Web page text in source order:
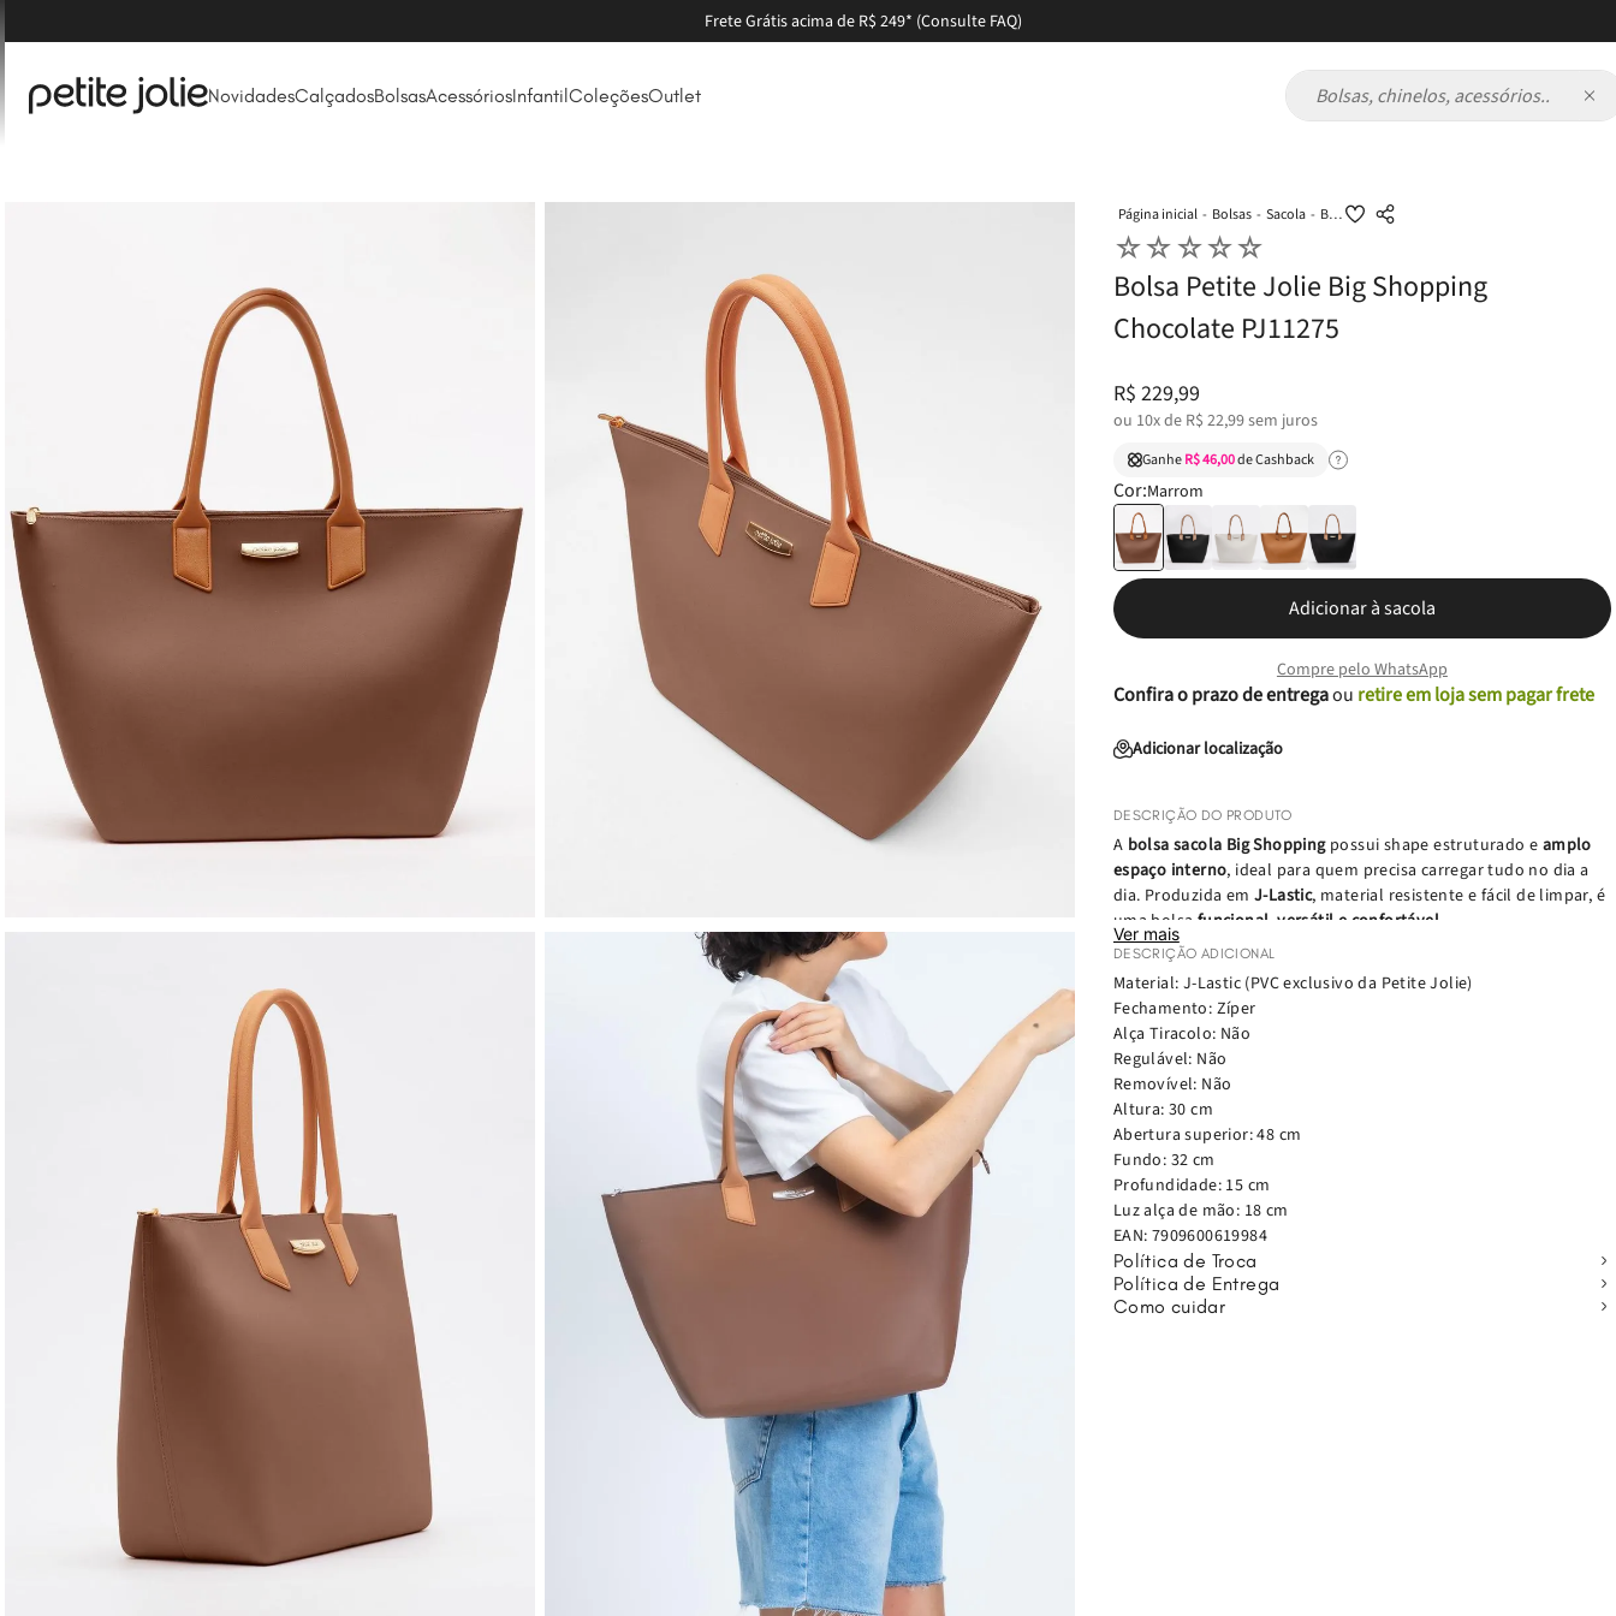
Parcele em até 6X sem juros
NovidadesCalçadosBolsasAcessóriosInfantilColeçõesOutlet
Bolsas, chinelos, acessórios...
Bolsas Sacola Bolsa Petite Jolie Big Shopping Chocolate PJ11275
☆☆☆☆☆
Bolsa Petite Jolie Big Shopping
Chocolate PJ11275
R$ 229,99
ou 10x de R$ 22,99sem juros
GanheR$ 46,00de Cashback
Cor:Marrom
Adicionar à sacola
Compre pelo WhatsApp
Confira o prazo de entregaou retire em loja sem pagar frete
Adicionar localização
DESCRIÇÃO DO PRODUTO
A bolsa sacola Big Shoppingpossui shape estruturado e amplo
espaço interno, ideal para quem precisa carregar tudo no dia a
dia. Produzida emJ-Lastic, material resistente e fácil de limpar, é
uma bolsa funcional, versátil e confortável
Perfeita para a rotina de trabalho ou para os passeios de fim de
semana, a Big Shopping
comporta notebook, além de itens
essenciais como carteira, nécessaire e agenda. Um modelo
prático que uneestilo utilitário, organização e espaço
acompanhando você em diferentes momentos.
Se você busca uma
Shopping é a escolha certa.
Ver mais
DESCRIÇÃO ADICIONAL
Material: J-Lastic (PVC exclusivo da Petite Jolie)
Fechamento: Zíper
Alça Tiracolo: Não
Regulável: Não
Removível: Não
Altura: 30 cm
Abertura superior: 48 cm
Fundo: 32 cm
Profundidade: 15 cm
Luz alça de mão: 18 cm
EAN: 7909600619984
Política de Troca
Política de Entrega
Como cuidar